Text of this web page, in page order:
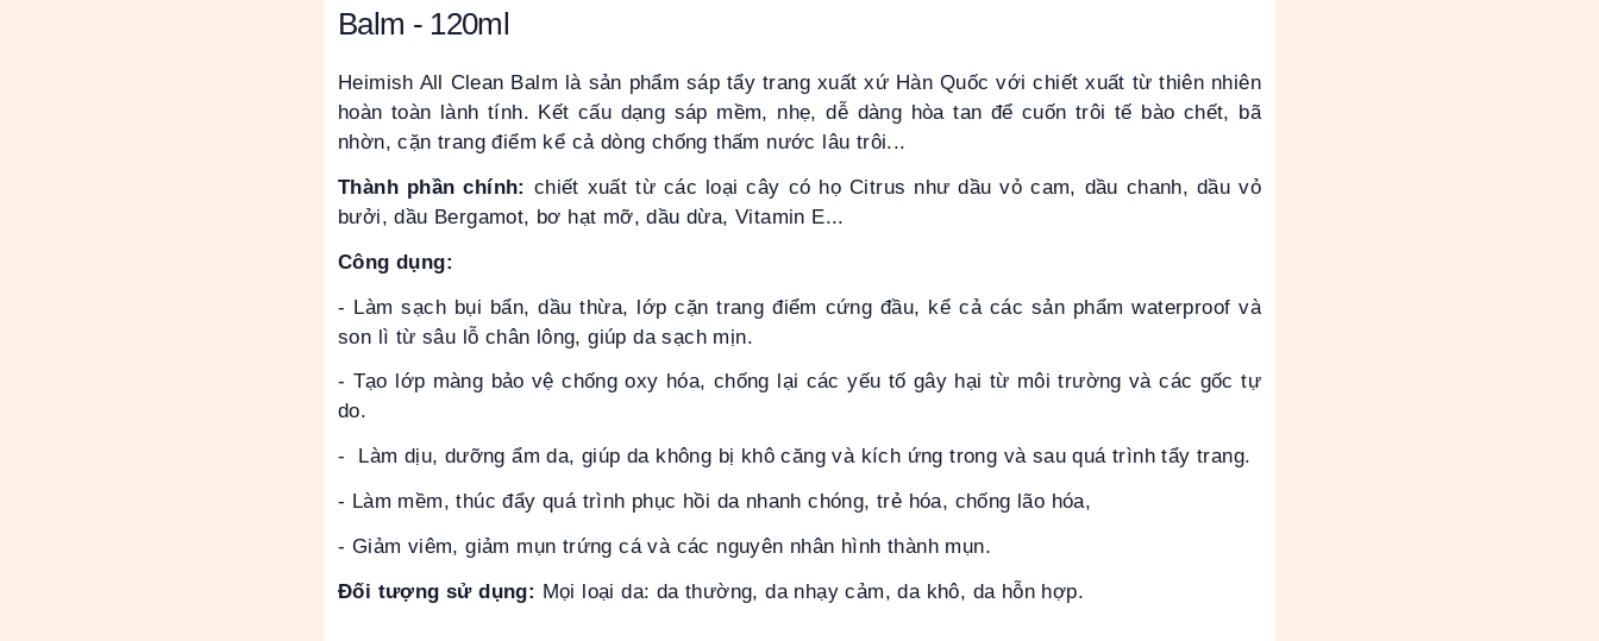
Balm - 120ml
Heimish All Clean Balm là sản phẩm sáp tẩy trang xuất xứ Hàn Quốc với chiết xuất từ thiên nhiên
hoàn toàn lành tính. Kết cấu dạng sáp mềm, nhẹ, dễ dàng hòa tan để cuốn trôi tế bào chết, bã
nhờn, cặn trang điểm kể cả dòng chống thấm nước lâu trôi...
Thành phần chính: chiết xuất từ các loại cây có họ Citrus như dầu vỏ cam, dầu chanh, dầu vỏ
bưởi, dầu Bergamot, bơ hạt mỡ, dầu dừa, Vitamin E...
Công dụng:
- Làm sạch bụi bẩn, dầu thừa, lớp cặn trang điểm cứng đầu, kể cả các sản phẩm waterproof và
son lì từ sâu lỗ chân lông, giúp da sạch mịn.
- Tạo lớp màng bảo vệ chống oxy hóa, chống lại các yếu tố gây hại từ môi trường và các gốc tự
do.
- Làm dịu, dưỡng ẩm da, giúp da không bị khô căng và kích ứng trong và sau quá trình tẩy trang.
- Làm mềm, thúc đẩy quá trình phục hồi da nhanh chóng, trẻ hóa, chống lão hóa,
- Giảm viêm, giảm mụn trứng cá và các nguyên nhân hình thành mụn.
Đối tượng sử dụng: Mọi loại da: da thường, da nhạy cảm,da khô, da hỗn hợp.